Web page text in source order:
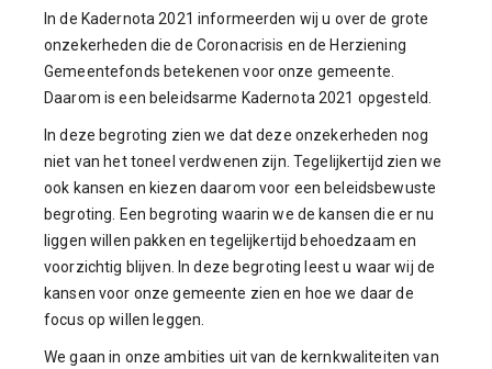
In de Kadernota 2021 informeerden wij u over de grote
onzekerheden die de Coronacrisis en de Herziening
Gemeentefonds betekenen voor onze gemeente.
Daarom is een beleidsarme Kadernota 2021 opgesteld.
In deze begroting zien we dat deze onzekerheden nog
niet van het toneel verdwenen zijn. Tegelijkertijd zien we
ook kansen en kiezen daarom voor een beleidsbewuste
begroting. Een begroting waarin we de kansen die er nu
liggen willen pakken en tegelijkertijd behoedzaam en
voorzichtig blijven. In deze begroting leest u waar wij de
kansen voor onze gemeente zien en hoe we daar de
focus op willen leggen.
We gaan in onze ambities uit van de kernkwaliteiten van